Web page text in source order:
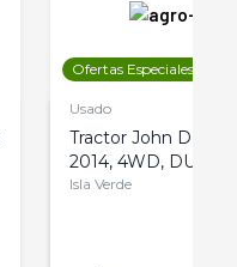
Ofertas Especiales
Usado
Tractor John Deere
2014, 4WD, DUAL
Isla Verde